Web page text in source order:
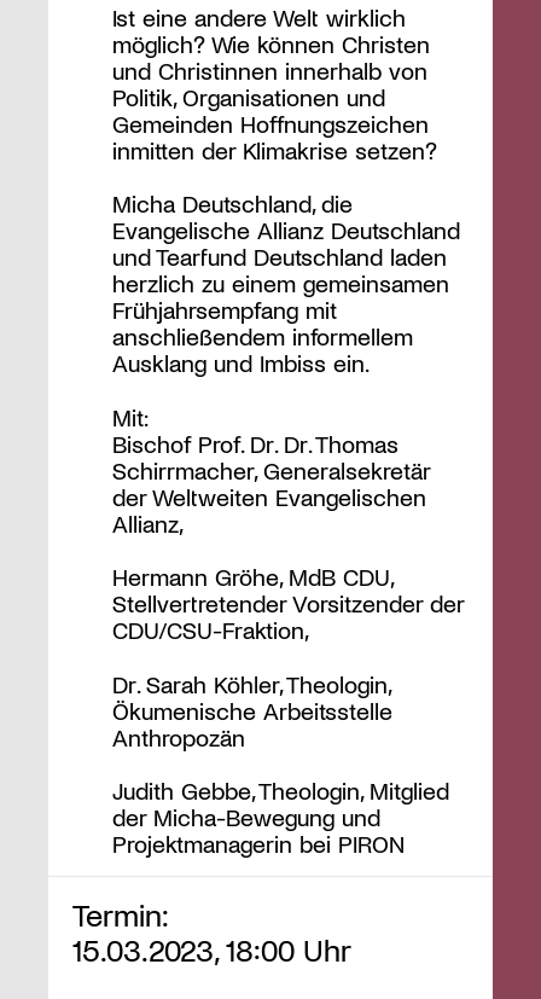
Ist eine andere Welt wirklich
möglich? Wie können Christen
und Christinnen innerhalb von
Politik, Organisationen und
Gemeinden Hoffnungszeichen
inmitten der Klimakrise setzen?
Micha Deutschland, die
Evangelische Allianz Deutschland
und Tearfund Deutschland laden
herzlich zu einem gemeinsamen
Frühjahrsempfang mit
anschließendem informellem
Ausklang und Imbiss ein.
Mit:
Bischof Prof. Dr. Dr. Thomas
Schirrmacher, Generalsekretär
der Weltweiten Evangelischen
Allianz,
Hermann Gröhe, MdB CDU,
Stellvertretender Vorsitzender der
CDU/CSU-Fraktion,
Dr. Sarah Köhler, Theologin,
Ökumenische Arbeitsstelle
Anthropozän
Judith Gebbe, Theologin, Mitglied
der Micha-Bewegung und
Projektmanagerin bei PIRON
Termin:
15.03.2023, 18:00 Uhr